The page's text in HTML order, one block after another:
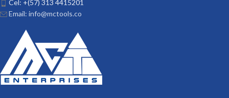
Cel: +(57) 313 4415201
Email: info@mctools.co